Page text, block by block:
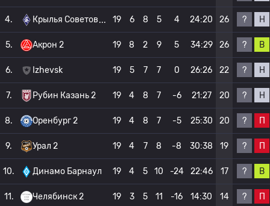
4. Крылья Советов 19 6 8 5 4 24:20 26 ? Н
5. Акрон 2 19 8 2 9 5 34:29 26 ? В
6. Izhevsk 19 5 7 7 0 26:26 22 ? Н
7. Рубин Казань 2 19 4 8 7 -6 21:27 20 ? Н
8. Оренбург 2 19 4 8 7 -5 25:30 20 ? П
9. Урал 2 19 4 7 8 -8 30:38 19 ? П
10. Динамо Барнаул 19 4 5 10 -24 22:46 17 ? В
11. Челябинск 2 19 3 5 11 -16 14:30 14 ? П